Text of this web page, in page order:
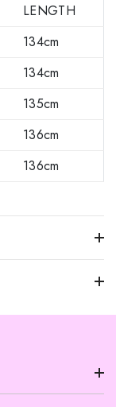
LENGTH
134cm
134cm
135cm
136cm
136cm
paturēt.